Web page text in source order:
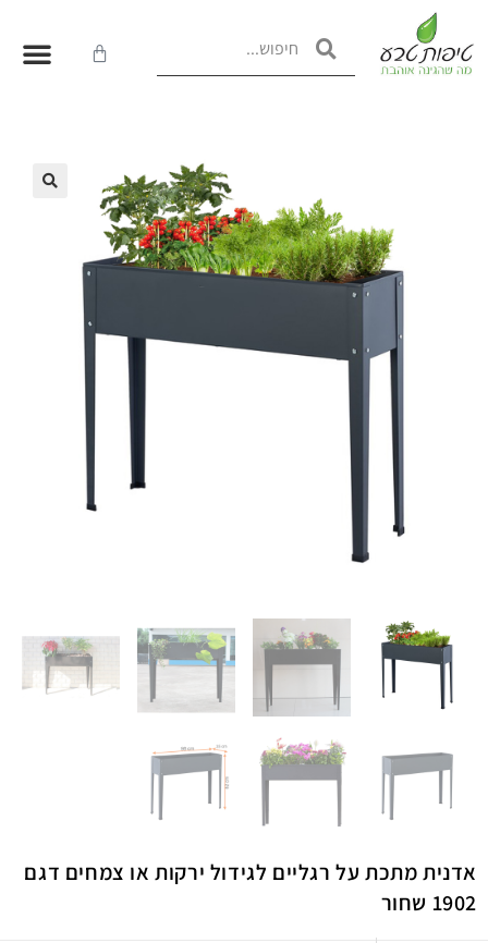
אדנית מתכת על רגליים לגידול ירקות או צמחים דגם
1902 שחור